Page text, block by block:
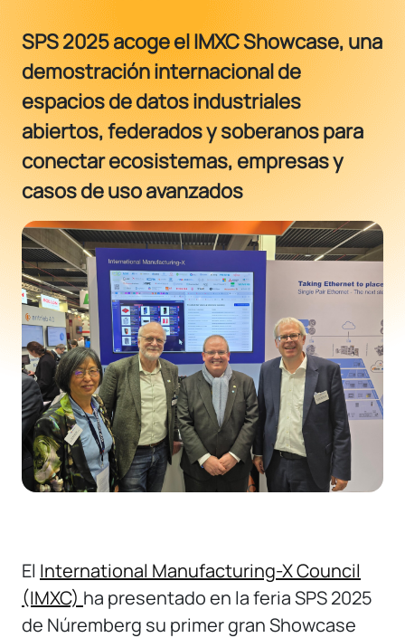
SPS 2025 acoge el IMXC Showcase, una
demostración internacional de
espacios de datos industriales
abiertos, federados y soberanos para
conectar ecosistemas, empresas y
casos de uso avanzados
El International Manufacturing-X Council
(IMXC) ha presentado en la feria SPS 2025
de Núremberg su primer gran Showcase